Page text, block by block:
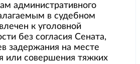
административного
в судебном
к уголовной
без согласия Сената,
задержания на месте
или совершения тяжких